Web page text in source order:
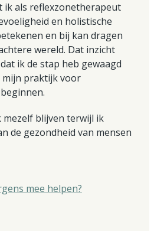
ik als reflexzonetherapeut
en holistische
en bij kan dragen
wereld. Dat inzicht
ik de stap heb gewaagd
mijn praktijk voor
mezelf blijven terwijl ik
de gezondheid van mensen
mee helpen?